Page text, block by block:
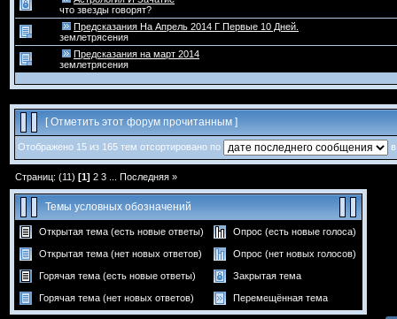
что звезды говорят?
Предсказания На Апрель 2014 Г Первые 10 Дней.
землетрясения
Предсказания на март 2014
землетрясения
[Отметить этот форум прочитанным ]
Отображено 15 из 165 тем отсортировано по
Страниц: (11) [1] 2 3 Последняя »
Темы условных обозначений
Открытая тема (есть новые ответы) Опрос (есть новые голоса)
Открытая тема (нет новых ответов) Опрос (нет новых голосов)
Горячая тема (есть новые ответы) Закрытая тема
Горячая тема (нет новых ответов) Перемещённая тема